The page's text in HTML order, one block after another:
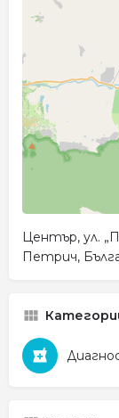
Център, ул.
Петрич,